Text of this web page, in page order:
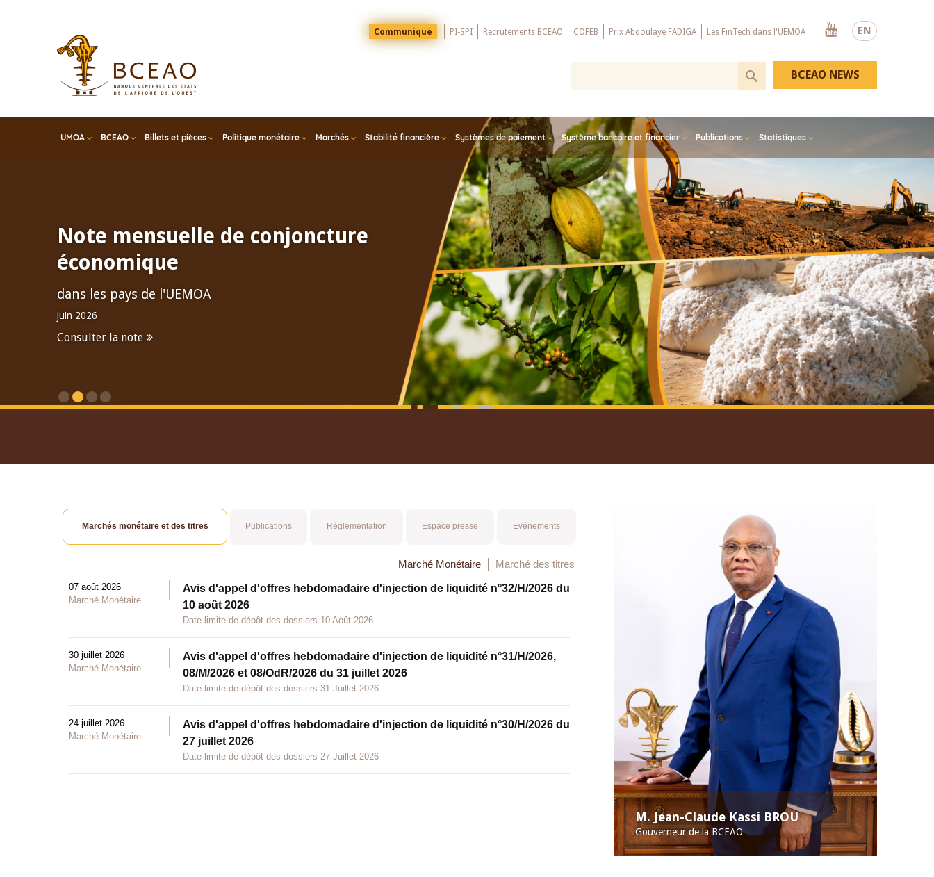
EN
Menu
Top
Communiqué PI-SPI Recrutements BCEAO COFEB Prix Abdoulaye FADIGA Les FinTech dans l'UEMOA
Youtube
UMOA BCEAO Billets et pièces Politique monétaire Marchés Stabilité financière Systèmes de paiement Système bancaire et financier Publications Statistiques
BCEAO NEWS
Note mensuelle de conjoncture
économique
dans les pays de l'UEMOA
juin 2026
Consulter la note
M. Jean-Claude Kassi BROU
Gouverneur de la BCEAO
Marchés monétaire et des titres Publications Réglementation Espace presse Evénements
Marché Monétaire Marché des titres
07 août 2026
Marché Monétaire
Avis d'appel d'offres hebdomadaire d'injection de liquidité n°32/H/2026 du
10 août 2026
Date limite de dépôt des dossiers 10 Août 2026
30 juillet 2026
Marché Monétaire
Avis d'appel d'offres hebdomadaire d'injection de liquidité n°31/H/2026,
08/M/2026 et 08/OdR/2026 du 31 juillet 2026
Date limite de dépôt des dossiers 31 Juillet 2026
24 juillet 2026
Marché Monétaire
Avis d'appel d'offres hebdomadaire d'injection de liquidité n°30/H/2026 du
27 juillet 2026
Date limite de dépôt des dossiers 27 Juillet 2026